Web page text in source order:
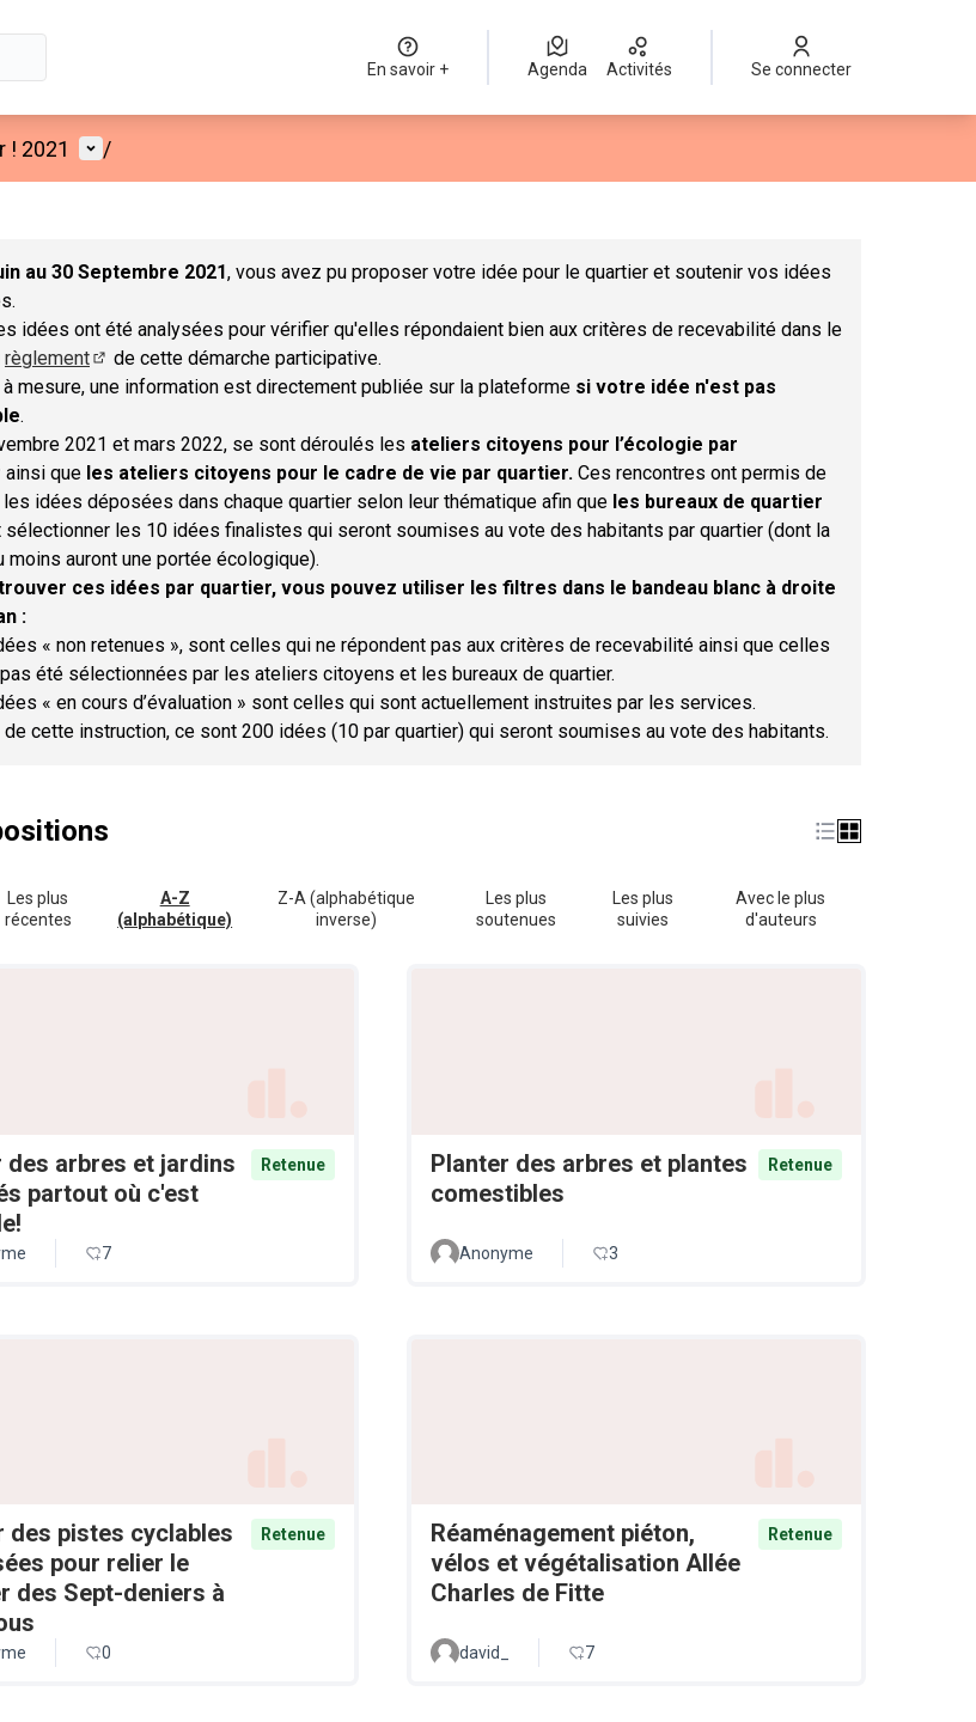
En savoir + Agenda Activités Se connecter
! 2021 Menu utilisateur
/
au 30 Septembre 2021, vous avez pu proposer votre idée pour le quartier et soutenir vos idées
idées ont été analysées pour vérifier qu'elles répondaient bien aux critères de recevabilité dans le
règlement
(S'ouvre dans un nouvel onglet)
de cette démarche participative.
mesure, une information est directement publiée sur la plateforme si votre idée n'est pas
.
2021 et mars 2022, se sont déroulés les ateliers citoyens pour l’écologie par
ainsi que les ateliers citoyens pour le cadre de vie par quartier. Ces rencontres ont permis de
idées déposées dans chaque quartier selon leur thématique afin que les bureaux de quartier
les 10 idées finalistes qui seront soumises au vote des habitants par quartier (dont la
moins auront une portée écologique).
ces idées par quartier, vous pouvez utiliser les filtres dans le bandeau blanc à droite
:
« non retenues », sont celles qui ne répondent pas aux critères de recevabilité ainsi que celles
pas été sélectionnées par les ateliers citoyens et les bureaux de quartier.
« en cours d’évaluation » sont celles qui sont actuellement instruites par les services.
de cette instruction, ce sont 200 idées (10 par quartier) qui seront soumises au vote des habitants.
Les plus
récentes
A-Z
(alphabétique)
Z-A (alphabétique
inverse)
Les plus
soutenues
Les plus
suivies
Avec le plus
d'auteurs
des arbres et jardins
partout où c'est
Retenue
7
Planter des arbres et plantes
comestibles
Retenue
Anonyme 3
des pistes cyclables
pour relier le
des Sept-deniers à
Retenue
0
Réaménagement piéton,
vélos et végétalisation Allée
Charles de Fitte
Retenue
david_ 7